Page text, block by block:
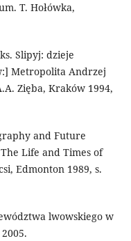
T. Hołówka,
Slipyj: dzieje
Metropolita Andrzej
Zięba, Kraków 1994,
and Future
Life and Times of
Edmonton 1989, s.
lwowskiego w